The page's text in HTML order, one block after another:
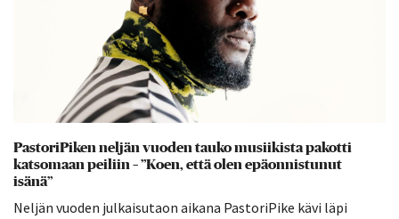
PastoriPiken neljän vuoden tauko musiikista pakotti
katsomaan peiliin – ”Koen, että olen epäonnistunut
isänä”
Neljän vuoden julkaisutaon aikana PastoriPike kävi läpi